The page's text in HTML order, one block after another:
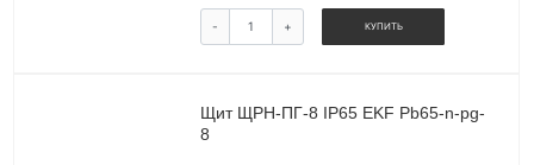
- + КУПИТЬ
Щит ЩРН-ПГ-8 IP65 EKF Pb65-n-pg-
8